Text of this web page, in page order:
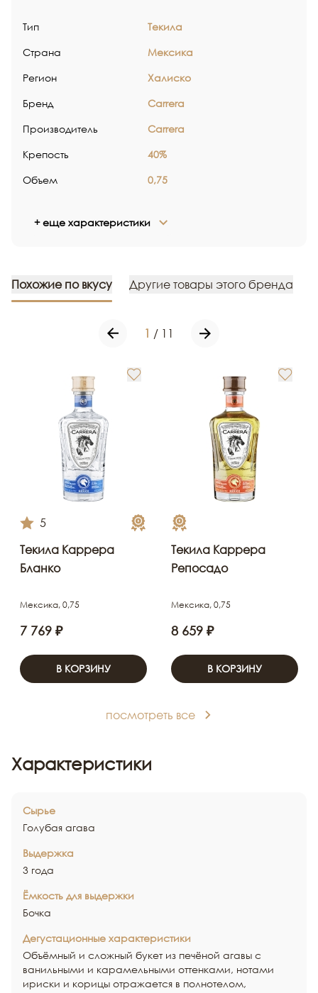
Тип Текила
Страна Мексика
Регион Халиско
Бренд Carrera
Производитель Carrera
Крепость 40%
Объем 0,75
+ еще характеристики
Похожие по вкусу Другие товары этого бренда
1 / 11
5
Текила Каррера
Бланко
Мексика, 0,75
7 769 ₽
В КОРЗИНУ
Текила Каррера
Репосадо
Мексика, 0,75
8 659 ₽
В КОРЗИНУ
посмотреть все
Характеристики
Сырье
Голубая агава
Выдержка
3 года
Ёмкость для выдержки
Бочка
Дегустационные характеристики
Объёмный и сложный букет из печёной агавы с
ванильными и карамельными оттенками, нотами
ириски и корицы отражается в полнотелом,